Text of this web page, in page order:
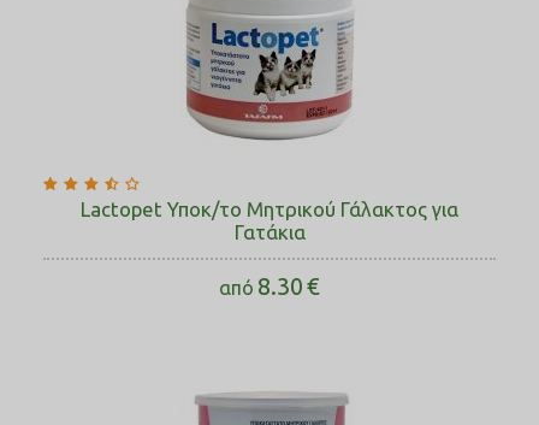
Lactopet Υποκ/το Μητρικού Γάλακτος για
Γατάκια
από 8.30€